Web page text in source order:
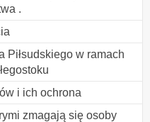
.
Piłsudskiego w ramach
i ich ochrona
zmagają się osoby